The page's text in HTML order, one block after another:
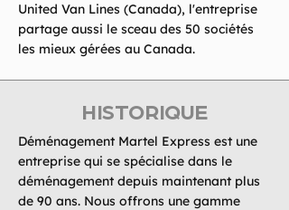
United Van Lines (Canada), l'entreprise
partage aussi le sceau des 50 sociétés
les mieux gérées au Canada.
HISTORIQUE
Déménagement Martel Express est une
entreprise qui se spécialise dans le
déménagement depuis maintenant plus
de 90 ans. Nous offrons une gamme